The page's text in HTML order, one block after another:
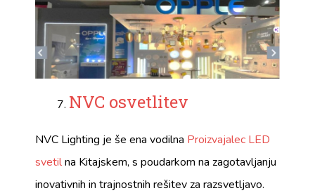
NVC osvetlitev
NVC Lighting je še ena vodilna Proizvajalec LED
svetilna Kitajskem, s poudarkom na zagotavljanju
inovativnih in trajnostnih rešitev za razsvetljavo.